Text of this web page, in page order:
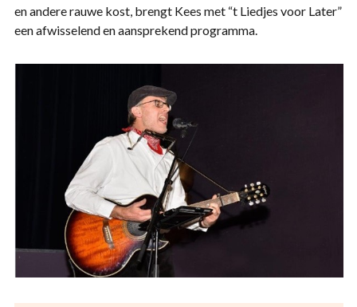
en andere rauwe kost, brengt Kees met “t Liedjes voor Later”
een afwisselend en aansprekend programma.